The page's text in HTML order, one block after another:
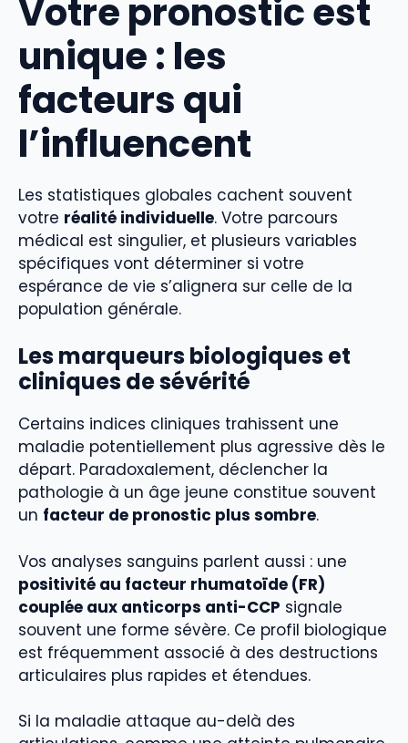
Votre pronostic est
unique : les
facteurs qui
l’influencent
Les statistiques globales cachent souvent
votre réalité individuelle. Votre parcours
médical est singulier, et plusieurs variables
spécifiques vont déterminer si votre
espérance de vie s’alignera sur celle de la
population générale.
Les marqueurs biologiques et
cliniques de sévérité
Certains indices cliniques trahissent une
maladie potentiellement plus agressive dès le
départ. Paradoxalement, déclencher la
pathologie à un âge jeune constitue souvent
un facteur de pronostic plus sombre.
Vos analyses sanguins parlent aussi : une
positivité au facteur rhumatoïde (FR)
couplée aux anticorps anti-CCP signale
souvent une forme sévère. Ce profil biologique
est fréquemment associé à des destructions
articulaires plus rapides et étendues.
Si la maladie attaque au-delà des